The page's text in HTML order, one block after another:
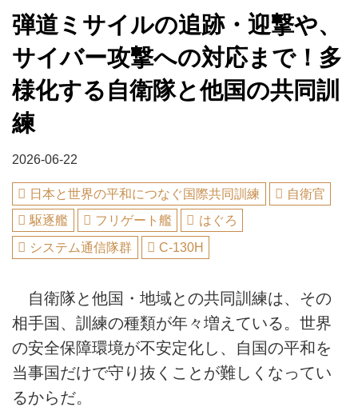
弾道ミサイルの追跡・迎撃や、
サイバー攻撃への対応まで！多
様化する自衛隊と他国の共同訓
練
2026-06-22
日本と世界の平和につなぐ国際共同訓練
自衛官
駆逐艦
フリゲート艦
はぐろ
システム通信隊群
C-130H
自衛隊と他国・地域との共同訓練は、その
相手国、訓練の種類が年々増えている。世界
の安全保障環境が不安定化し、自国の平和を
当事国だけで守り抜くことが難しくなってい
るからだ。